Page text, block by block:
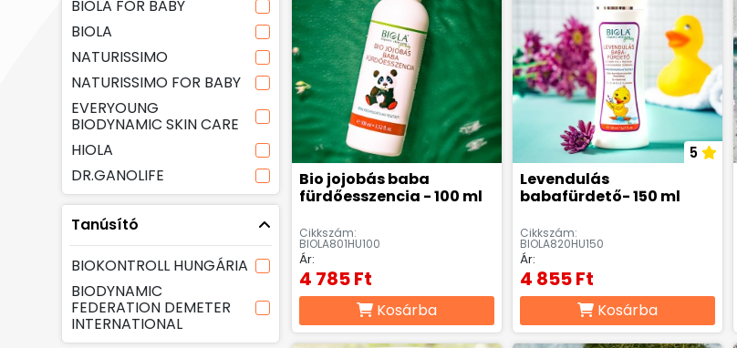
BIOLA FOR BABY
BIOLA
NATURISSIMO
NATURISSIMO FOR BABY
EVERYOUNG
BIODYNAMIC SKIN CARE
HIOLA
DR.GANOLIFE
Tanúsító
BIOKONTROLL HUNGÁRIA
BIODYNAMIC
FEDERATION DEMETER
INTERNATIONAL
Bio jojobás baba
fürdőesszencia - 100 ml
Cikkszám:
BIOLA801HU100
Ár:
4 785 Ft
Kosárba
5
Levendulás
babafürdető- 150 ml
Cikkszám:
BIOLA820HU150
Ár:
4 855 Ft
Kosárba